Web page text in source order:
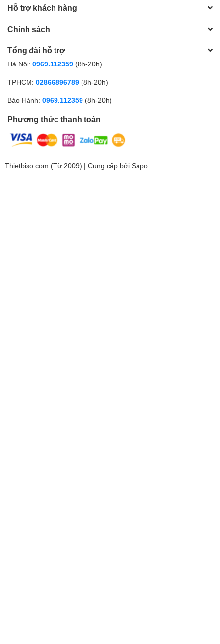
Hỗ trợ khách hàng
Chính sách
Tổng đài hỗ trợ
Hà Nội: 0969.112359 (8h-20h)
TPHCM: 02866896789 (8h-20h)
Bảo Hành: 0969.112359 (8h-20h)
Phương thức thanh toán
Thietbiso.com (Từ 2009) | Cung cấp bởi Sapo